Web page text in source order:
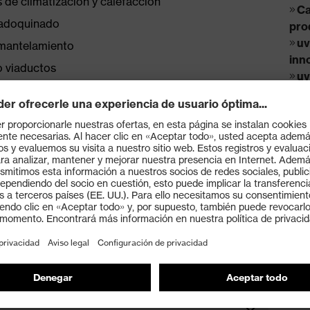
del grupo de
y directora de la
viaductos
de uvex profisystem construction o en el